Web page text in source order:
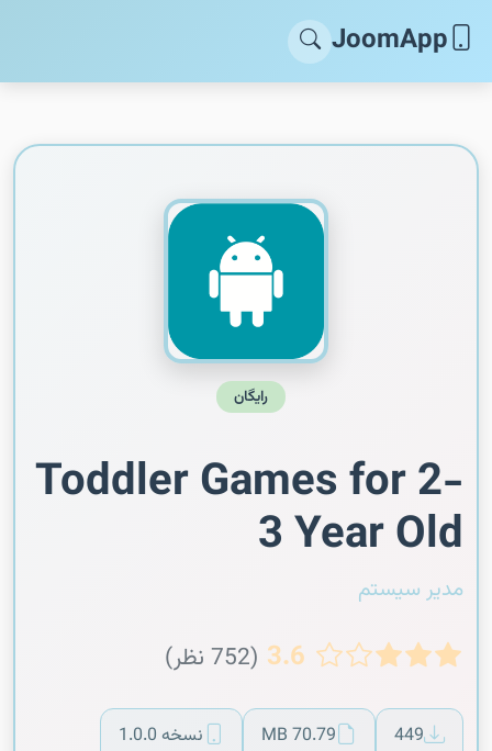
JoomApp
رایگان
Toddler Games for 2-
3 Year Old
مدیر سیستم
3.6 (752 نظر)
449
70.79 MB نسخه 1.0.0